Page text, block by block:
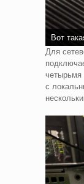
Вот
Для
четырьмя
с